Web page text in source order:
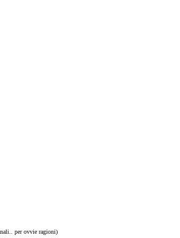
per ovvie ragioni)